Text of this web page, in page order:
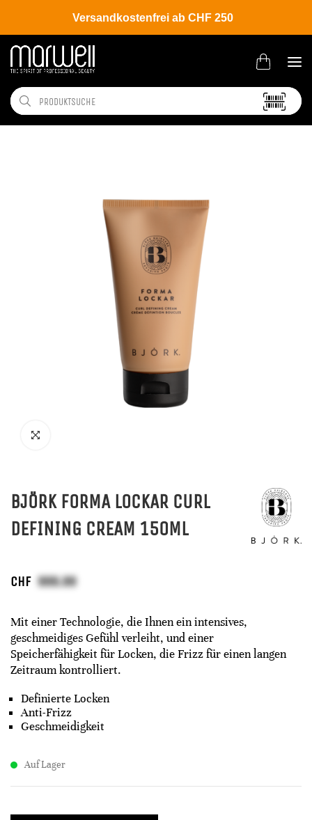
Versandkostenfrei ab CHF 250
Shop Brands Björk Lockar
BJÖRK FORMA LOCKAR CURL
DEFINING CREAM 150ML
CHF
Mit einer Technologie, die Ihnen ein intensives,
geschmeidiges Gefühl verleiht, und einer
Speicherfähigkeit für Locken, die Frizz für einen langen
Zeitraum kontrolliert.
Definierte Locken
Anti-Frizz
Geschmeidigkeit
Auf Lager